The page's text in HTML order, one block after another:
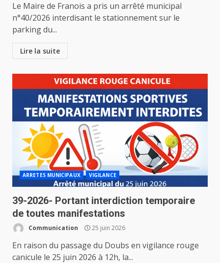
Le Maire de Franois a pris un arrêté municipal
n°40/2026 interdisant le stationnement sur le
parking du...
Lire la suite
ARRETES MUNICIPAUX VIGILANCE
39-2026- Portant interdiction temporaire
de toutes manifestations
Communication 25 juin 2026
En raison du passage du Doubs en vigilance rouge
canicule le 25 juin 2026 à 12h, la...